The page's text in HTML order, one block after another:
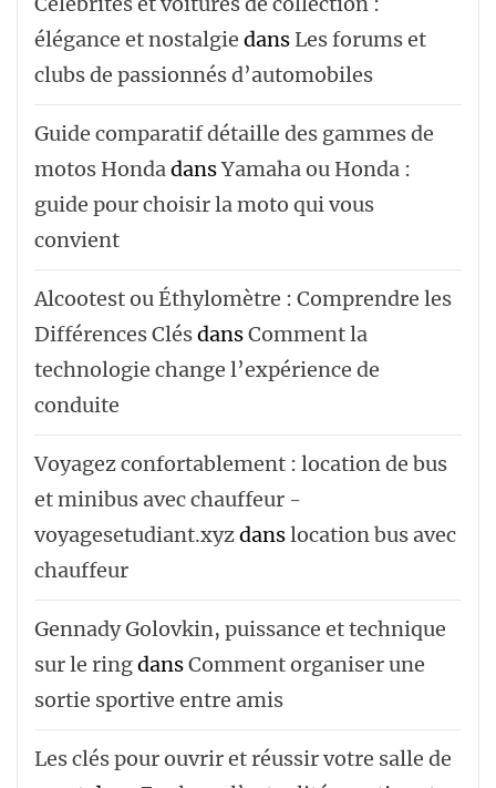
élégance et nostalgie dans Les forums et
clubs de passionnés d’automobiles
Guide comparatif détaille des gammes de
motos HondadansYamaha ou Honda :
guide pour choisir la moto qui vous
convient
Alcootest ou Éthylomètre : Comprendre les
Différences ClésdansComment la
technologie change l’expérience de
conduite
Voyagez confortablement : location de bus
et minibus avec chauffeur -
voyagesetudiant.xyzdanslocation bus avec
chauffeur ‌‌
Gennady Golovkin, puissance et technique
sur le ringdansComment organiser une
sortie sportive entre amis
Les clés pour ouvrir et réussir votre salle de